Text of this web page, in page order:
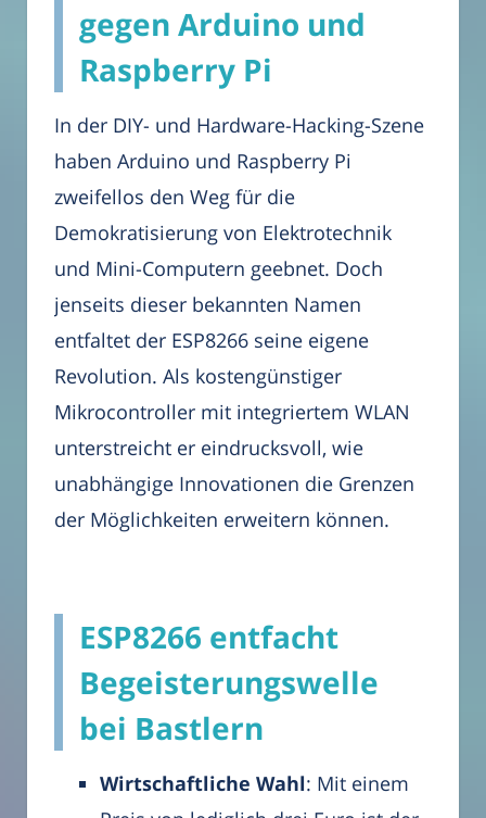
gegen Arduino und
Raspberry Pi
In der DIY- und Hardware-Hacking-Szene
haben Arduino und Raspberry Pi
zweifellos den Weg für die
Demokratisierung von Elektrotechnik
und Mini-Computern geebnet. Doch
jenseits dieser bekannten Namen
entfaltet der ESP8266 seine eigene
Revolution. Als kostengünstiger
Mikrocontroller mit integriertem WLAN
unterstreicht er eindrucksvoll, wie
unabhängige Innovationen die Grenzen
der Möglichkeiten erweitern können.
ESP8266 entfacht
Begeisterungswelle
bei Bastlern
Wirtschaftliche Wahl: Mit einem